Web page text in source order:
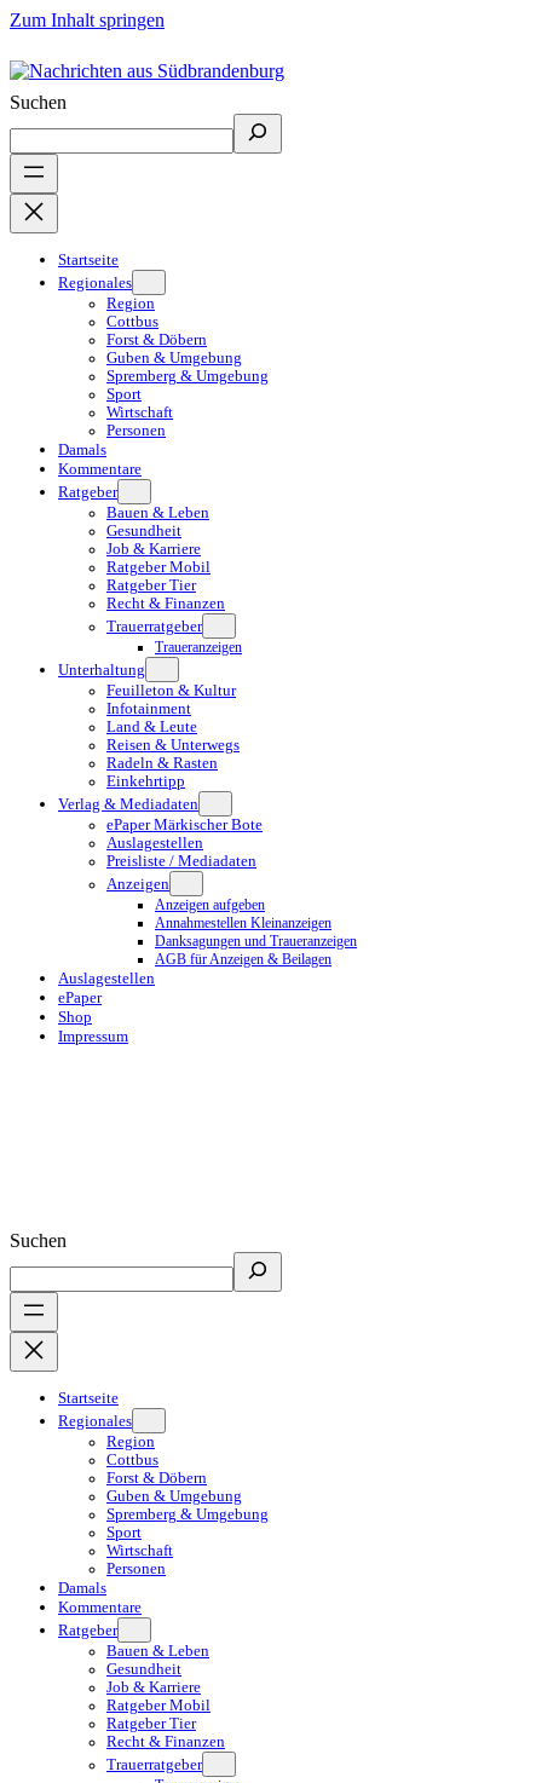
Zum Inhalt springen
Suchen
Startseite
Regionales
Region
Cottbus
Forst & Döbern
Guben & Umgebung
Spremberg & Umgebung
Sport
Wirtschaft
Personen
Damals
Kommentare
Ratgeber
Bauen & Leben
Gesundheit
Job & Karriere
Ratgeber Mobil
Ratgeber Tier
Recht & Finanzen
Trauerratgeber
Traueranzeigen
Unterhaltung
Feuilleton & Kultur
Infotainment
Land & Leute
Reisen & Unterwegs
Radeln & Rasten
Einkehrtipp
Verlag & Mediadaten
ePaper Märkischer Bote
Auslagestellen
Preisliste / Mediadaten
Anzeigen
Anzeigen aufgeben
Annahmestellen Kleinanzeigen
Danksagungen und Traueranzeigen
AGB für Anzeigen & Beilagen
Auslagestellen
ePaper
Shop
Impressum
Suchen
Startseite
Regionales
Region
Cottbus
Forst & Döbern
Guben & Umgebung
Spremberg & Umgebung
Sport
Wirtschaft
Personen
Damals
Kommentare
Ratgeber
Bauen & Leben
Gesundheit
Job & Karriere
Ratgeber Mobil
Ratgeber Tier
Recht & Finanzen
Trauerratgeber